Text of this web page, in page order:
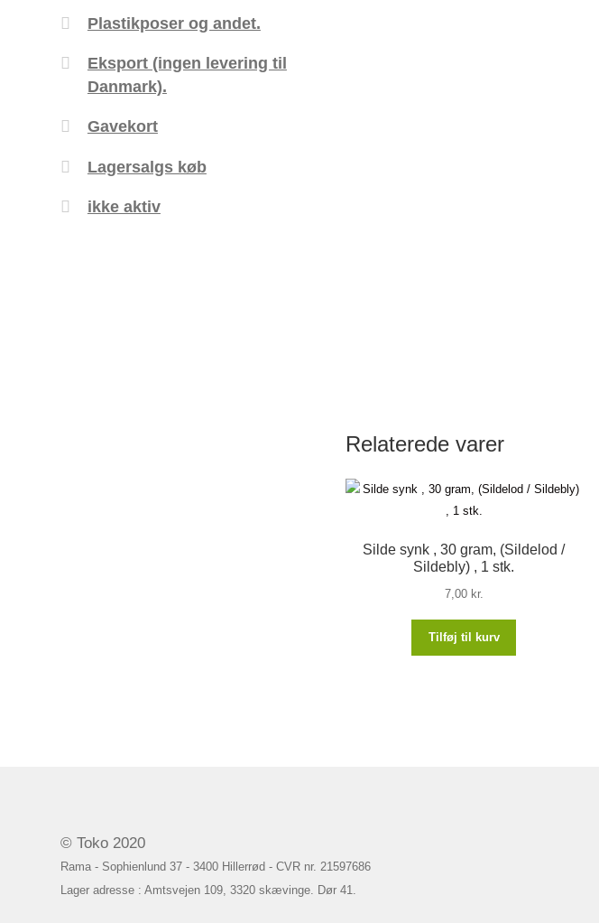
Relaterede varer
Silde synk , 30 gram, (Sildelod /
Sildebly) , 1 stk.
7,00 kr.
Tilføj til kurv
Plastikposer og andet.
Eksport (ingen levering til
Danmark).
Gavekort
Lagersalgs køb
ikke aktiv
© Toko 2020
Rama - Sophienlund 37 - 3400 Hillerrød - CVR nr. 21597686
Lager adresse : Amtsvejen 109, 3320 skævinge. Dør 41.